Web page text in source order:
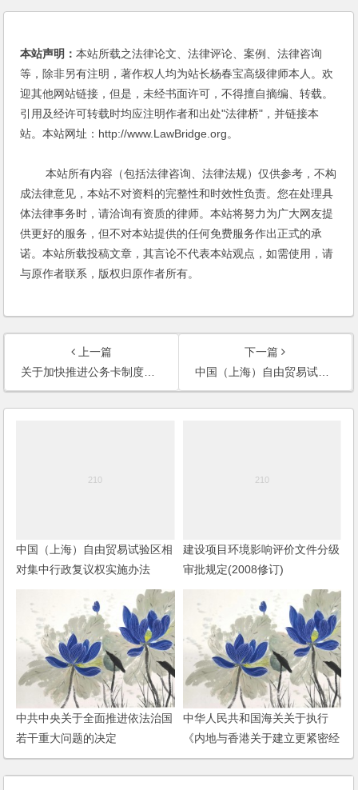
本站声明：本站所载之法律论文、法律评论、案例、法律咨询
等，除非另有注明，著作权人均为站长杨春宝高级律师本人。欢
迎其他网站链接，但是，未经书面许可，不得擅自摘编、转载。
引用及经许可转载时均应注明作者和出处"法律桥"，并链接本
站。本站网址：http://www.LawBridge.org。
本站所有内容（包括法律咨询、法律法规）仅供参考，不构
成法律意见，本站不对资料的完整性和时效性负责。您在处理具
体法律事务时，请洽询有资质的律师。本站将努力为广大网友提
供更好的服务，但不对本站提供的任何免费服务作出正式的承
诺。本站所载投稿文章，其言论不代表本站观点，如需使用，请
与原作者联系，版权归原作者所有。
上一篇
关于加快推进公务卡制度改革的通知
下一篇
中国（上海）自由贸易试验区总体方案
中国（上海）自由贸易试验区相
对集中行政复议权实施办法
建设项目环境影响评价文件分级
审批规定(2008修订)
中共中央关于全面推进依法治国
若干重大问题的决定
中华人民共和国海关关于执行
《内地与香港关于建立更紧密经
贸关系的安排》项下《关于货物
贸易的原产地规则》的规定